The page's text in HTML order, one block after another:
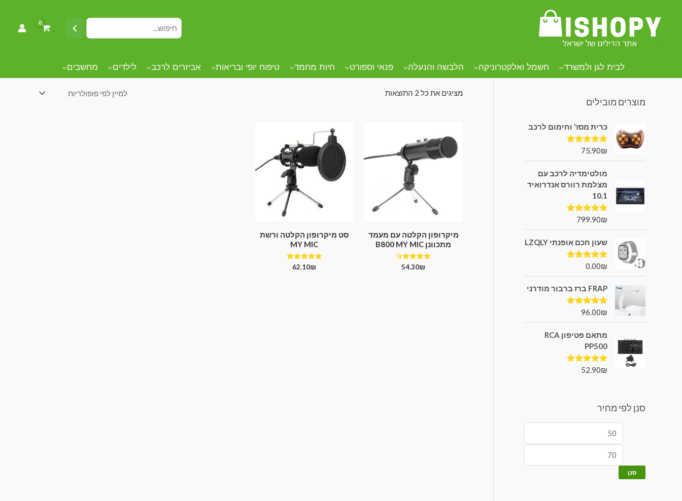
לבית לגן ולמשרד חשמל ואלקטרוניקה הלבשה והנעלה פנאי וספורט חיות מחמד טיפוח יופי ובריאות אביזרים לרכב לילדים מחשבים
קטגוריות מוצרים
מוצרים מובילים
כרית מסז' וחימום לרכב
דורג5.00
75.90₪
מולטימדיה לרכב עם
מצלמת רוורס אנדרואיד
10.1
דורג5.00
799.90₪
שעון חכם אופנתי LZQLY
דורג5.00
0.00₪
FRAP ברז ברבור מודרני
דורג5.00
96.00₪
מתאם פטיפון RCA
PP500
דורג5.00
52.90₪
סנן לפי מחיר
סנן
מעמד למיקרופון
מציגים את כל ⁦2⁩ התוצאות
מיקרופון הקלטה עם מעמד
מתכוונן B800 MY MIC
דורג
4.50
54.30₪
סט מיקרופון הקלטה ורשת
MY MIC
דורג
5.00
62.10₪